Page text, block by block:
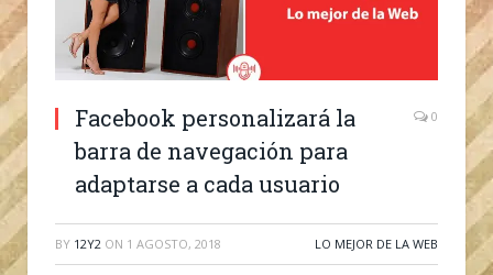
Facebook personalizará la
barra de navegación para
adaptarse a cada usuario
0
BY 12Y2 ON 1 AGOSTO, 2018 LO MEJOR DE LA WEB